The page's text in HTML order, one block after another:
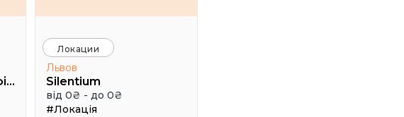
Львівська обласна філармонія (Камерна сцена, 3 поверх), Чайковського 7
Локации
Львов
Silentium
від 0₴ - до 0₴
#Локація